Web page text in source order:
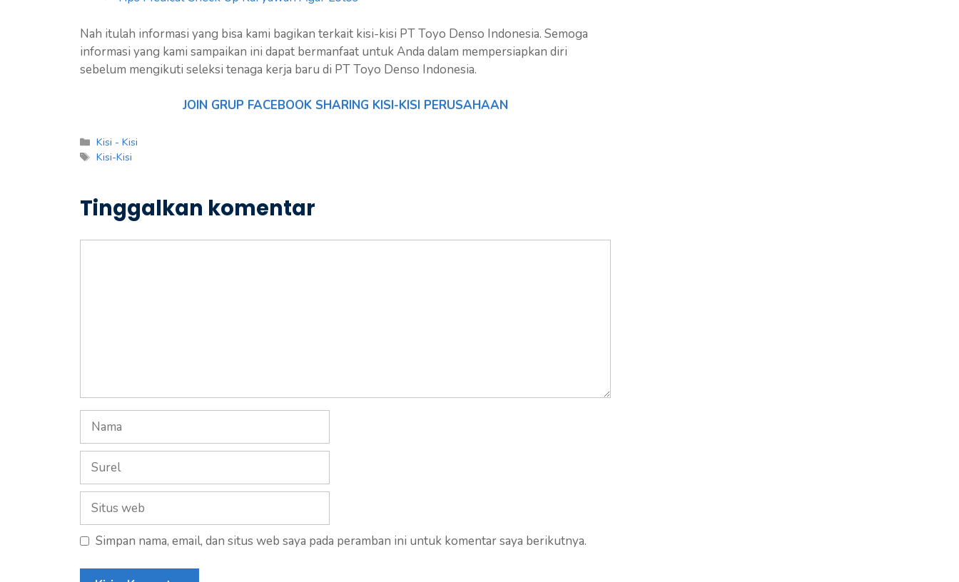
Nah itulah informasi yang bisa kami bagikan terkait kisi-kisi PT Toyo Denso Indonesia. Semoga
informasi yang kami sampaikan ini dapat bermanfaat untuk Anda dalam mempersiapkan diri
sebelum mengikuti seleksi tenaga kerja baru di PT Toyo Denso Indonesia.
JOIN GRUP FACEBOOK SHARING KISI-KISI PERUSAHAAN
Kategori
Kisi - Kisi
Tag
Kisi-Kisi
Tinggalkan komentar
Nama
Surel
Situs
web
Simpan nama, email, dan situs web saya pada peramban ini untuk komentar saya berikutnya.